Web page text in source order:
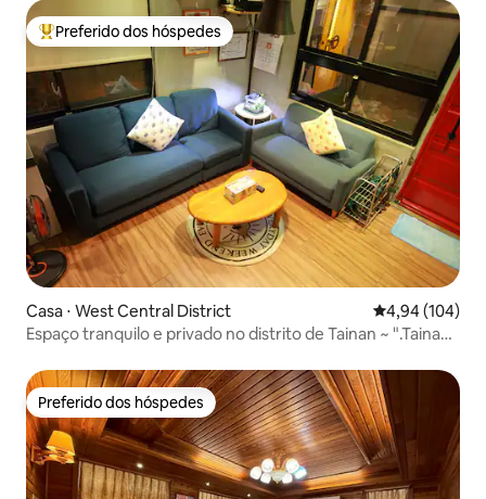
Entre os melhores preferidos dos hóspedes
Preferido dos hóspedes
Casa ⋅ West Central District 4,94 de uma
4,94 (104)
Espaço tranquilo e privado no distrito de Tainan ~ ".Tainan
meio do prédio falso
Preferido dos hóspedes
Preferido dos hóspedes